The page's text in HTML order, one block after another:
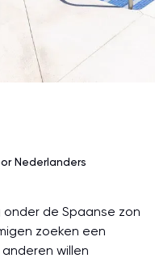
Nederlanders
de Spaanse zon
zoeken een
willen